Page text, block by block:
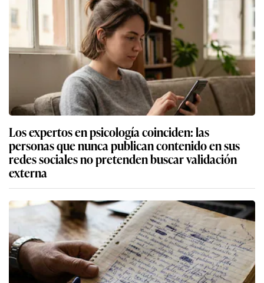
Los expertos en psicología coinciden: las
personas que nunca publican contenido en sus
redes sociales no pretenden buscar validación
externa